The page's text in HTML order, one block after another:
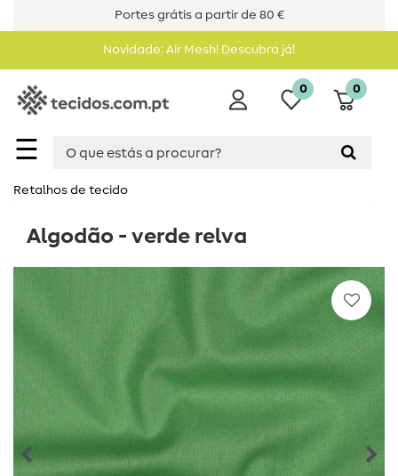
Portes grátis a partir de 80 €
Novidade: Air Mesh! Descubra já!
☰
0 0
Retalhos de tecido
Algodão - verde relva